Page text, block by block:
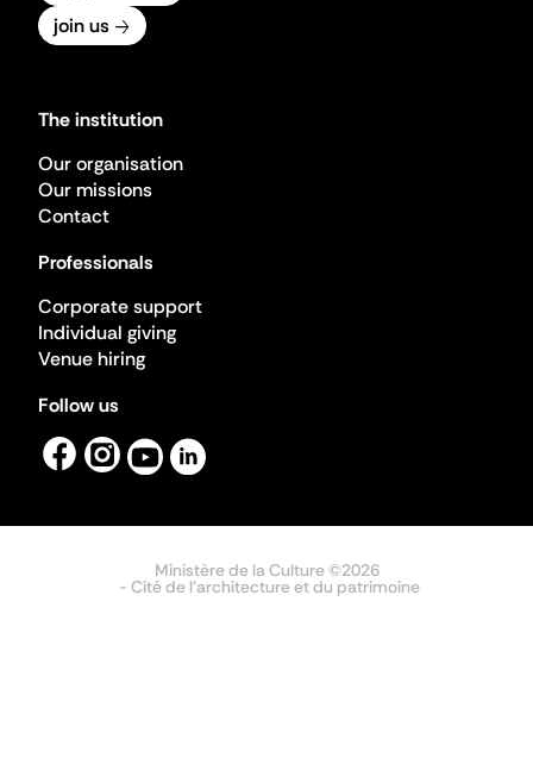
join us
The institution
Our organisation
Our missions
Contact
Professionals
Corporate support
Individual giving
Venue hiring
Follow us
Ministère de la Culture ©2026
- Cité de l'architecture et du patrimoine